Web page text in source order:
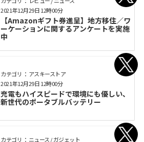
【Amazonギフト券進呈】地方移住／ワ
ーケーションに関するアンケートを実施
中
2021年12月29日 12時00分
カテゴリ： アスキーストア
充電もハイスピードで環境にも優しい、
新世代のポータブルバッテリー
2021年12月29日 12時00分
カテゴリ： ニュース / ガジェット